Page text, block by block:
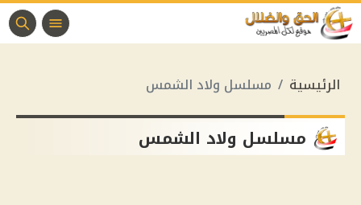
الرئيسية مسلسل ولاد الشمس
مسلسل ولاد الشمس